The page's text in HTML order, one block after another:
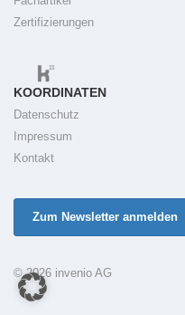
Zertifizierungen
KOORDINATEN
Datenschutz
Impressum
Kontakt
Zum Newsletter anmelden
© 2026 invenio AG